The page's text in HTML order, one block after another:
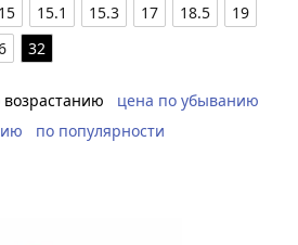
15 15.1 15.3 17 18.5
19
32
цена по убыванию
по популярности